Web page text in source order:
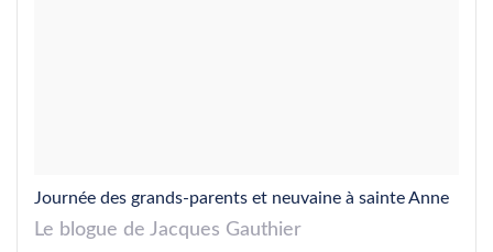
Journée des grands-parents et neuvaine à sainte Anne
Le blogue de Jacques Gauthier